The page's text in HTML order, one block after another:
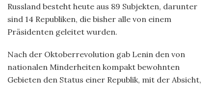
Russland besteht heute aus 89 Subjekten, darunter
sind 14 Republiken, die bisher alle von einem
Präsidenten geleitet wurden.
Nach der Oktoberrevolution gab Lenin den von
nationalen Minderheiten kompakt bewohnten
Gebieten den Status einer Republik, mit der Absicht,